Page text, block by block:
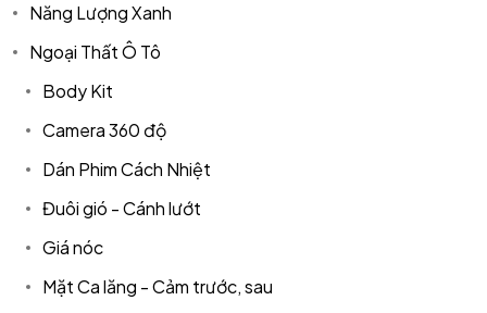
Năng Lượng Xanh
Ngoại Thất Ô Tô
Body Kit
Camera 360 độ
Dán Phim Cách Nhiệt
Đuôi gió - Cánh lướt
Giá nóc
Mặt Ca lăng - Cảm trước, sau